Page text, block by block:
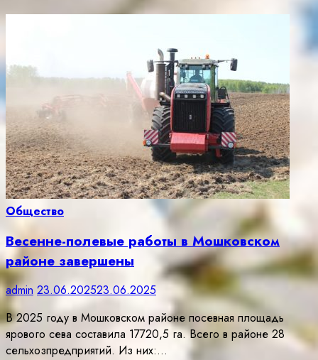
Общество
Весенне-полевые работы в Мошковском
районе завершены
admin 23.06.202523.06.2025
В 2025 году в Мошковском районе посевная площадь
ярового сева составила 17720,5 га. Всего в районе 28
сельхозпредприятий. Из них:…